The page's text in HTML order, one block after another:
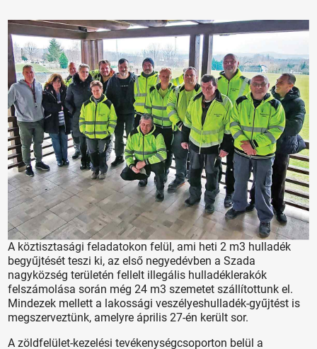
A köztisztasági feladatokon felül, ami heti 2 m3 hulladék
begyűjtését teszi ki, az első negyedévben a Szada
nagyközség területén fellelt illegális hulladéklerakók
felszámolása során még 24 m3 szemetet szállítottunk el.
Mindezek mellett a lakossági veszélyeshulladék-gyűjtést is
megszerveztünk, amelyre április 27-én került sor.
A zöldfelület-kezelési tevékenységcsoporton belül a